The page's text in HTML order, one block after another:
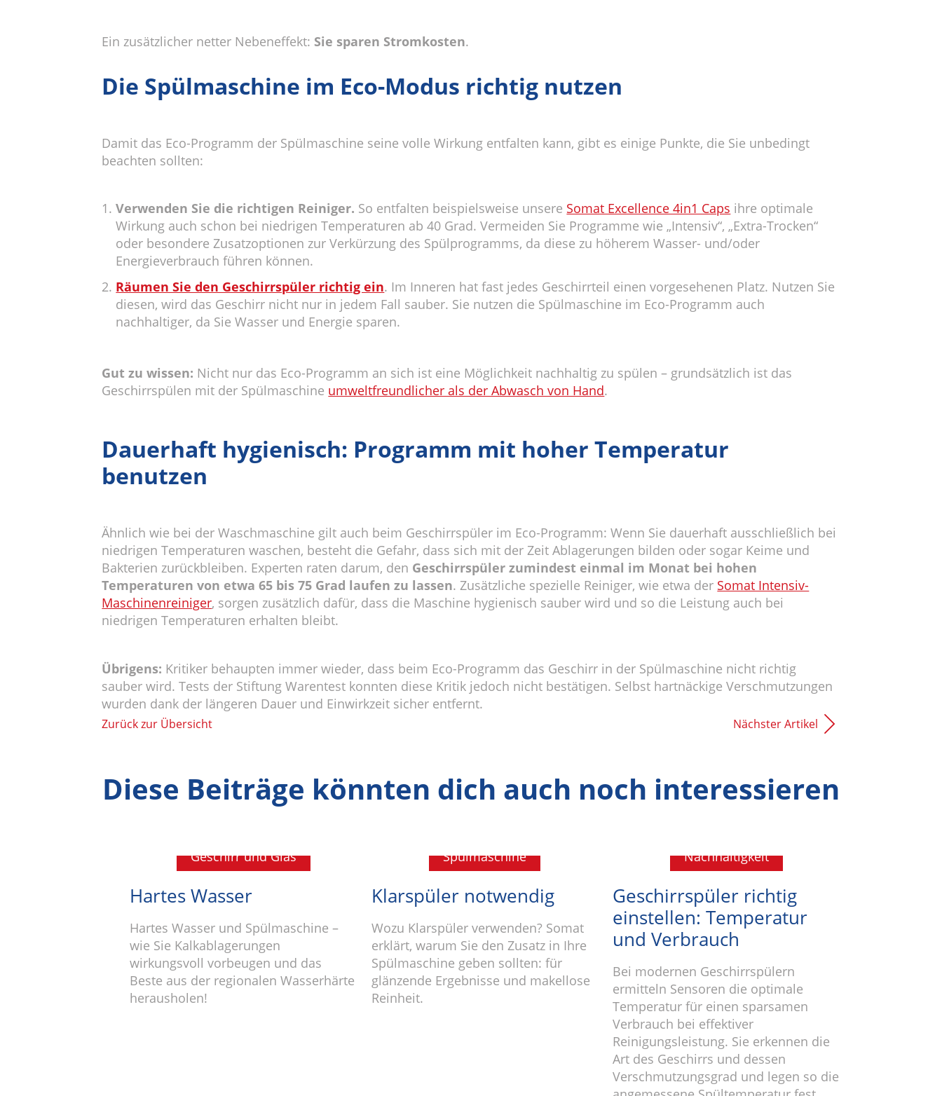
Ein zusätzlicher netter Nebeneffekt: Sie sparen Stromkosten.
Die Spülmaschine im Eco-Modus richtig nutzen
Damit das Eco-Programm der Spülmaschine seine volle Wirkung entfalten kann, gibt es einige Punkte, die Sie unbedingt
beachten sollten:
Verwenden Sie die richtigen Reiniger. So entfalten beispielsweise unsere Somat Excellence 4in1 Caps ihre optimale
Wirkung auch schon bei niedrigen Temperaturen ab 40 Grad. Vermeiden Sie Programme wie „Intensiv“, „Extra-Trocken“
oder besondere Zusatzoptionen zur Verkürzung des Spülprogramms, da diese zu höherem Wasser- und/oder
Energieverbrauch führen können.
Räumen Sie den Geschirrspüler richtig ein. Im Inneren hat fast jedes Geschirrteil einen vorgesehenen Platz. Nutzen Sie
diesen, wird das Geschirr nicht nur in jedem Fall sauber. Sie nutzen die Spülmaschine im Eco-Programm auch
nachhaltiger, da Sie Wasser und Energie sparen.
Gut zu wissen: Nicht nur das Eco-Programm an sich ist eine Möglichkeit nachhaltig zu spülen – grundsätzlich ist das
Geschirrspülen mit der Spülmaschine umweltfreundlicher als der Abwasch von Hand.
Dauerhaft hygienisch: Programm mit hoher Temperatur
benutzen
Ähnlich wie bei der Waschmaschine gilt auch beim Geschirrspüler im Eco-Programm: Wenn Sie dauerhaft ausschließlich bei
niedrigen Temperaturen waschen, besteht die Gefahr, dass sich mit der Zeit Ablagerungen bilden oder sogar Keime und
Bakterien zurückbleiben. Experten raten darum, den Geschirrspüler zumindest einmal im Monat bei hohen
Temperaturen von etwa 65 bis 75 Grad laufen zu lassen. Zusätzliche spezielle Reiniger, wie etwa der Somat Intensiv-
Maschinenreiniger, sorgen zusätzlich dafür, dass die Maschine hygienisch sauber wird und so die Leistung auch bei
niedrigen Temperaturen erhalten bleibt.
Übrigens: Kritiker behaupten immer wieder, dass beim Eco-Programm das Geschirr in der Spülmaschine nicht richtig
sauber wird. Tests der Stiftung Warentest konnten diese Kritik jedoch nicht bestätigen. Selbst hartnäckige Verschmutzungen
wurden dank der längeren Dauer und Einwirkzeit sicher entfernt.
Zurück zur Übersicht Nächster Artikel
Diese Beiträge könnten dich auch noch interessieren
Geschirr und Glas
Hartes Wasser
Hartes Wasser und Spülmaschine –
wie Sie Kalkablagerungen
wirkungsvoll vorbeugen und das
Beste aus der regionalen Wasserhärte
herausholen!
Spülmaschine
Klarspüler notwendig
Wozu Klarspüler verwenden? Somat
erklärt, warum Sie den Zusatz in Ihre
Spülmaschine geben sollten: für
glänzende Ergebnisse und makellose
Reinheit.
Nachhaltigkeit
Geschirrspüler richtig
einstellen: Temperatur
und Verbrauch
Bei modernen Geschirrspülern
ermitteln Sensoren die optimale
Temperatur für einen sparsamen
Verbrauch bei effektiver
Reinigungsleistung. Sie erkennen die
Art des Geschirrs und dessen
Verschmutzungsgrad und legen so die